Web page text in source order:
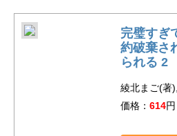
完璧すぎ
約破棄さ
られる 2
綾北まご(著
価格： 614